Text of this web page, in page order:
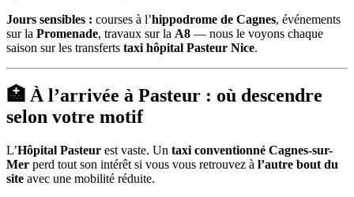
Jours sensibles : courses à l’hippodrome de Cagnes, événements
sur la Promenade, travaux sur la A8 — nous le voyons chaque
saison sur les transferts taxi hôpital Pasteur Nice.
🏥 À l’arrivée à Pasteur : où descendre
selon votre motif
L’Hôpital Pasteur est vaste. Un taxi conventionné Cagnes-sur-
Mer perd tout son intérêt si vous vous retrouvez à l’autre bout du
site avec une mobilité réduite.